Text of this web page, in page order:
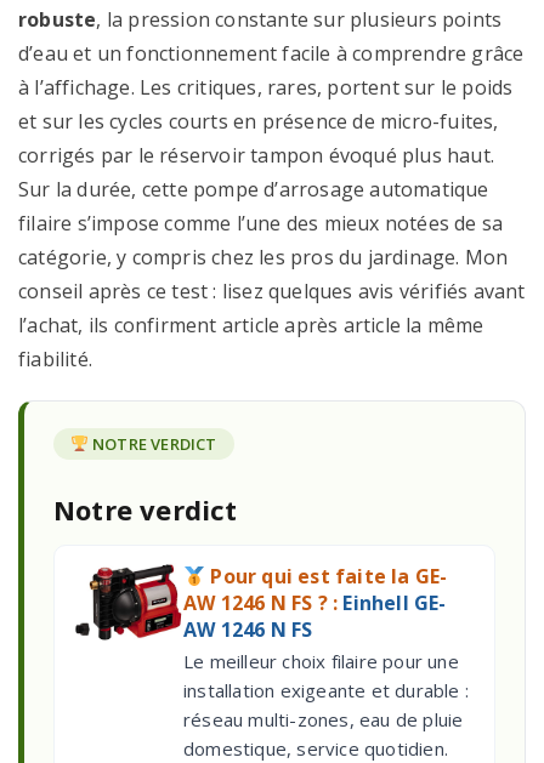
robuste, la pression constante sur plusieurs points
d’eau et un fonctionnement facile à comprendre grâce
à l’affichage. Les critiques, rares, portent sur le poids
et sur les cycles courts en présence de micro-fuites,
corrigés par le réservoir tampon évoqué plus haut.
Sur la durée, cette pompe d’arrosage automatique
filaire s’impose comme l’une des mieux notées de sa
catégorie, y compris chez les pros du jardinage. Mon
conseil après ce test : lisez quelques avis vérifiés avant
l’achat, ils confirment article après article la même
fiabilité.
NOTRE VERDICT
Notre verdict
Pour qui est faite la GE-
AW 1246 N FS ? : Einhell GE-
AW 1246 N FS
Le meilleur choix filaire pour une
installation exigeante et durable :
réseau multi-zones, eau de pluie
domestique, service quotidien.